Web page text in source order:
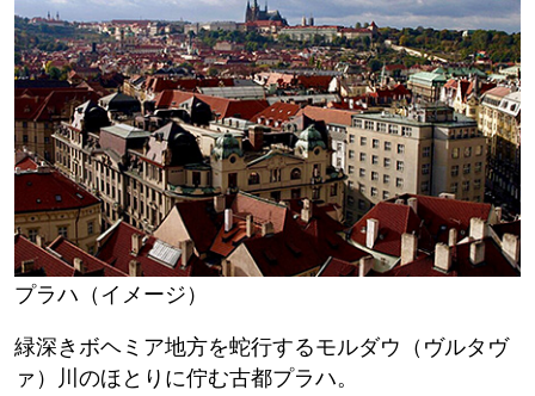
プラハ（イメージ）
緑深きボヘミア地方を蛇行するモルダウ（ヴルタヴ
ァ）川のほとりに佇む古都プラハ。